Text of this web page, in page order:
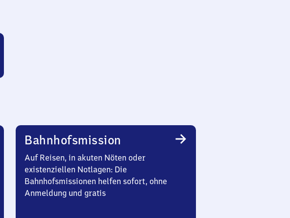
Bahnhofsmission
Auf Reisen, in akuten Nöten oder
existenziellen Notlagen: Die
Bahnhofsmissionen helfen sofort, ohne
Anmeldung und gratis